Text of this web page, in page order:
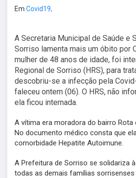
Em Covid19,
A Secretaria Municipal de Saúde e
Sorriso lamenta mais um óbito por
mulher de 48 anos de idade, foi
Regional de Sorriso (HRS), para
descobriu-se a infecção pela
faleceu ontem (06). O HRS, não
ela ficou internada.
A vítima era moradora do bairro Rota
No documento médico consta que
comorbidade Hepatite Autoimune.
A Prefeitura de Sorriso se solidariza
todas as demais famílias